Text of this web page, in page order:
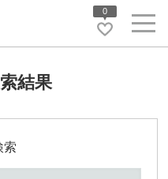
0
結果
索